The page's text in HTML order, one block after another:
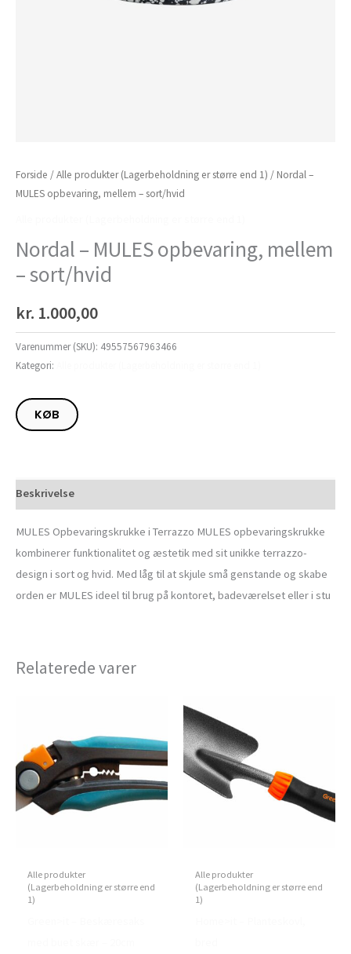
Forside /Alle produkter (Lagerbeholdning er større end 1) / Nordal –
MULES opbevaring, mellem – sort/hvid
Nordal – MULES opbevaring, mellem
– sort/hvid
kr. 1.000,00
Varenummer (SKU): 49557567963466
Kategori:
KØB
Beskrivelse
MULES Opbevaringskrukke i Terrazzo MULES opbevaringskrukke
kombinerer funktionalitet og æstetik med sit unikke terrazzo-
design i sort og hvid. Med låg til at skjule små genstande og skabe
orden er MULES ideel til brug på kontoret, badeværelset eller i stu
Relaterede varer
Alle produkter
(Lagerbeholdning er større end
1)
Alle produkter
(Lagerbeholdning er større end
1)